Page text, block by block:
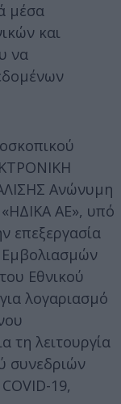
μέσα
και
να
Ανώνυμη
«ΗΔΙΚΑ ΑΕ», υπό
επεξεργασία
Εθνικού
λογαριασμό
τη λειτουργία
συνεδριών
19,